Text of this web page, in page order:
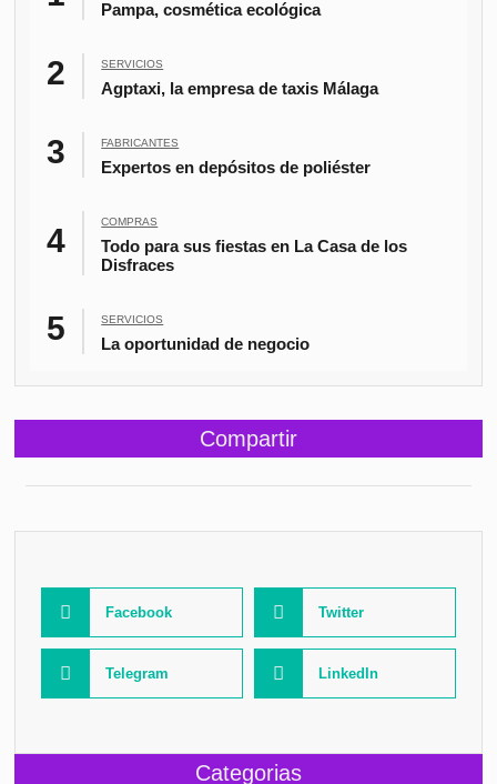
Pampa, cosmética ecológica
SERVICIOS
Agptaxi, la empresa de taxis Málaga
FABRICANTES
Expertos en depósitos de poliéster
COMPRAS
Todo para sus fiestas en La Casa de los
Disfraces
SERVICIOS
La oportunidad de negocio
Compartir
Facebook Twitter
Telegram LinkedIn
Categorias